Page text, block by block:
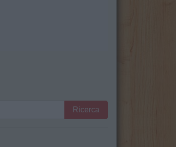
Ricerca